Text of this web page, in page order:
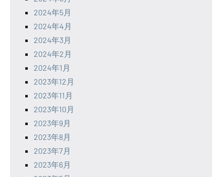
2024年5月
2024年4月
2024年3月
2024年2月
2024年1月
2023年12月
2023年11月
2023年10月
2023年9月
2023年8月
2023年7月
2023年6月